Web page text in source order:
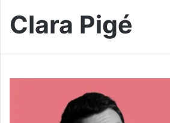
Clara Pigé